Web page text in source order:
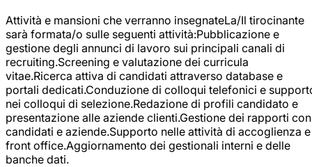
Attività e mansioni che verranno insegnateLa/Il tirocinante
sarà formata/o sulle seguenti attività:Pubblicazione e
gestione degli annunci di lavoro sui principali canali di
recruiting.Screening e valutazione dei curricula
vitae.Ricerca attiva di candidati attraverso database e
portali dedicati.Conduzione di colloqui telefonici e
nei colloqui di selezione.Redazione di profili candidato e
presentazione alle aziende clienti.Gestione dei rapporti con
candidati e aziende.Supporto nelle attività di accoglienza e
front office.Aggiornamento dei gestionali interni e delle
banche dati.